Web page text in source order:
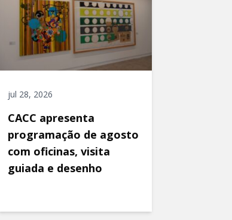
jul 28, 2026
CACC apresenta
programação de agosto
com oficinas, visita
guiada e desenho